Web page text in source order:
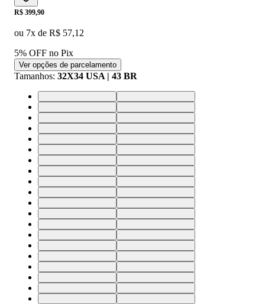
Price:
R$ 399,90
ou 7x de R$ 57,12
5% OFF no Pix
Ver opções de parcelamento
Tamanhos: 32X34 USA | 43 BR
24X32 USA | 34 BR25X32 USA | 36 BR
26X32 USA | 37 BR27X32 USA | 38 BR
28X32 USA | 39 BR29X32 USA | 40 BR
30X32 USA | 41 BR31X32 USA | 42 BR
32X32 USA | 43 BR33X32 USA | 44 BR
34X32 USA | 46 BR24X34 USA | 34 BR
25X34 USA | 36 BR26X34 USA | 37 BR
27X34 USA | 38 BR28X34 USA | 39 BR
29X34 USA | 40 BR30X34 USA | 41 BR
31X34 USA | 42 BR32X34 USA | 43 BR
33X34 USA | 44 BR34X34 USA | 46 BR
24X30 USA | 34 BR25X30 USA | 36 BR
26X30 USA | 37 BR27X30 USA | 38 BR
28X30 USA | 39 BR29X30 USA | 40 BR
30X30 USA | 41 BR31X30 USA | 42 BR
32X30 USA | 43 BR26X28 USA | 37 BR
27X28 USA | 38 BR28X28 USA | 39 BR
30X28 USA | 41 BR32X28 USA | 43 BR
33X28 USA | 44 BR23X32 USA | 33 BR
33X30 USA | 44 BR24X28 USA | 34 BR